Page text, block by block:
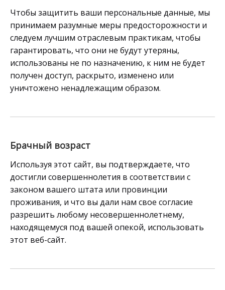
Чтобы защитить ваши персональные данные, мы
принимаем разумные меры предосторожности и
следуем лучшим отраслевым практикам, чтобы
гарантировать, что они не будут утеряны,
использованы не по назначению, к ним не будет
получен доступ, раскрыто, изменено или
уничтожено ненадлежащим образом.
Брачный возраст
Используя этот сайт, вы подтверждаете, что
достигли совершеннолетия в соответствии с
законом вашего штата или провинции
проживания, и что вы дали нам свое согласие
разрешить любому несовершеннолетнему,
находящемуся под вашей опекой, использовать
этот веб-сайт.